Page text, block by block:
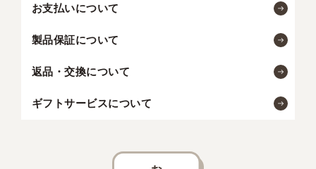
お支払いについて
製品保証について
返品・交換について
ギフトサービスについて